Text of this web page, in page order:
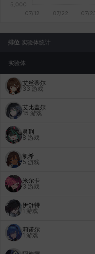
排位 实验体统计
实验体
艾丝蒂尔
33 游戏
艾比盖尔
15 游戏
鼻荆
8 游戏
凯希
5 游戏
米尔卡
3 游戏
伊舒特
1 游戏
莉诺尔
1 游戏